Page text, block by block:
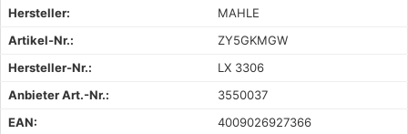
Hersteller:
MAHLE
Artikel-Nr.:
ZY5GKMGW
Hersteller-Nr.:
LX 3306
Anbieter Art.-Nr.:
3550037
EAN:
4009026927366